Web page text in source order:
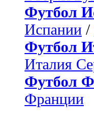
Футбол
Испании /
Футбол
Италия
Футбол
Франции